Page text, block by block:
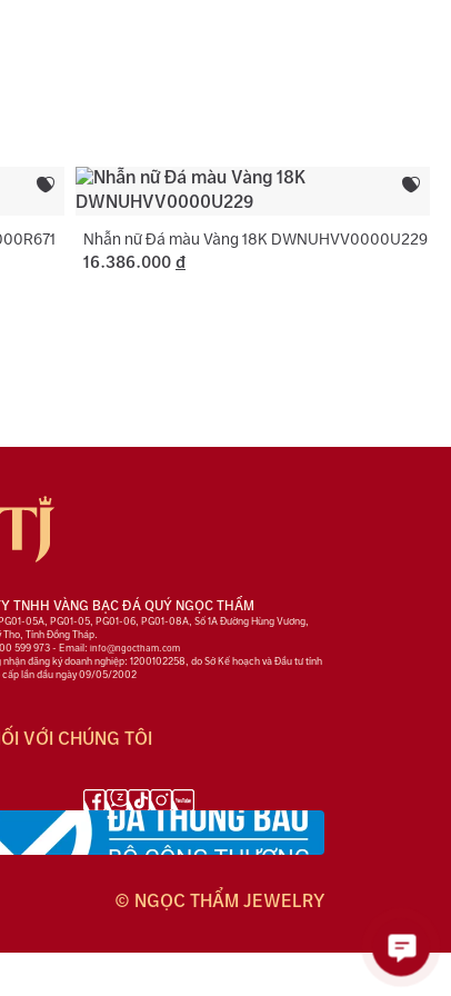
Trắng
Hình tròn
Nhẫn nữ Đá màu Vàng 18K DWNUHVV0000U229
16.386.000 đ
TNHH VÀNG BẠC ĐÁ QUÝ NGỌC THẨM
05A, PG01-05, PG01-06, PG01-08A, Số 1A Đường Hùng Vương,
Tho, Tỉnh Đồng Tháp.
599 973 - Email:info@ngoctham.com
nhận đăng ký doanh nghiệp: 1200102258, do Sở Kế hoạch và Đầu tư tỉnh
cấp lần đầu ngày 09/05/2002
VỚI CHÚNG TÔI
© NGỌC THẨM JEWELRY